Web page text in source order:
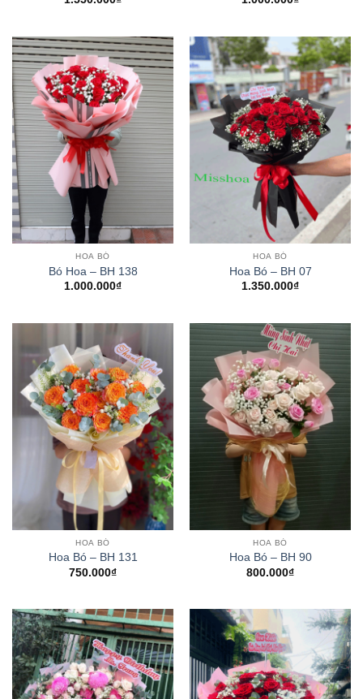
HOA BÓ
Bó Hoa – BH 138
1.000.000₫
HOA BÓ
Hoa Bó – BH 07
1.350.000₫
HOA BÓ
Hoa Bó – BH 131
750.000₫
HOA BÓ
Hoa Bó – BH 90
800.000₫